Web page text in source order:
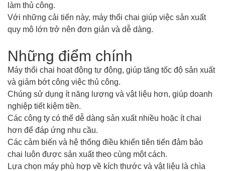
làm thủ công.
Với những cải tiến này, máy thổi chai giúp việc sản xuất
quy mô lớn trở nên đơn giản và dễ dàng.
Những điểm chính
Máy thổi chai hoạt động tự động, giúp tăng tốc độ sản xuất
và giảm bớt công việc thủ công.
Chúng sử dụng ít năng lượng và vật liệu hơn, giúp doanh
nghiệp tiết kiệm tiền.
Các công ty có thể dễ dàng sản xuất nhiều hoặc ít chai
hơn để đáp ứng nhu cầu.
Các cảm biến và hệ thống điều khiển tiên tiến đảm bảo
chai luôn được sản xuất theo cùng một cách.
Lựa chọn máy phù hợp về kích thước và vật liệu là chìa